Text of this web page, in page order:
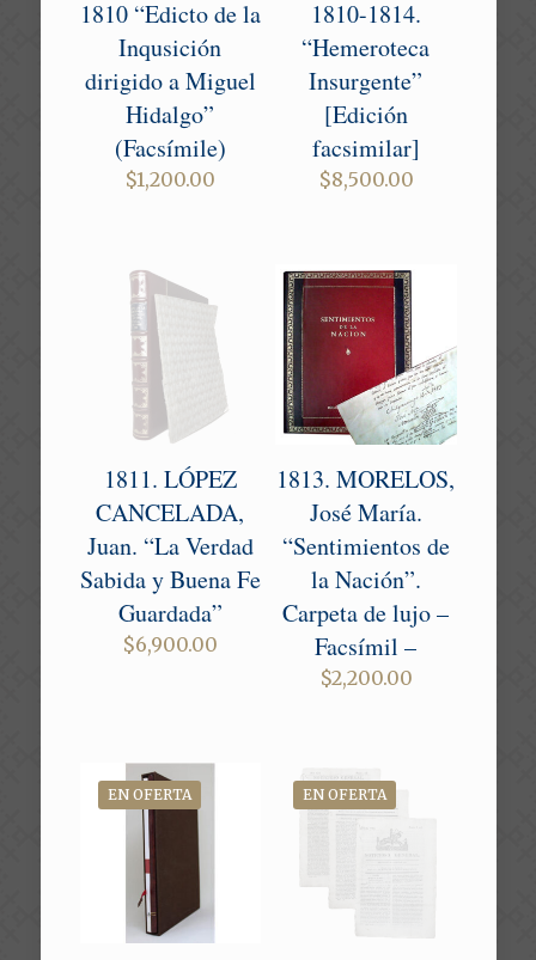
1810 “Edicto de la
Inqusición
dirigido a Miguel
Hidalgo”
(Facsímile)
$1,200.00
1810-1814.
“Hemeroteca
Insurgente”
[Edición
facsimilar]
$8,500.00
1811. LÓPEZ
CANCELADA,
Juan. “La Verdad
Sabida y Buena Fe
Guardada”
$6,900.00
1813. MORELOS,
José María.
“Sentimientos de
la Nación”.
Carpeta de lujo –
Facsímil –
$2,200.00
EN OFERTA EN OFERTA